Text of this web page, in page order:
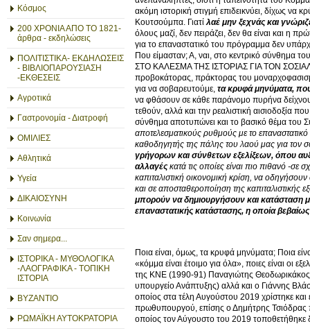
Κόσμος
200 ΧΡΟΝΙΑ ΑΠΟ ΤΟ 1821-
άρθρα - εκδηλώσεις
ΠΟΛΙΤΙΣΤΙΚΑ- ΕΚΔΗΛΩΣΕΙΣ
- ΒΙΒΛΙΟΠΑΡΟΥΣΙΑΣΗ
-ΕΚΘΕΣΕΙΣ
Αγροτικά
Γαστρονομία - Διατροφή
ΟΜΙΛΙΕΣ
Αθλητικά
Υγεία
ΔΙΚΑΙΟΣΥΝΗ
Κοινωνία
Σαν σημερα...
ΙΣΤΟΡΙΚΑ - ΜΥΘΟΛΟΓΙΚΑ
-ΛΑΟΓΡΑΦΙΚΑ - ΤΟΠΙΚΗ
ΙΣΤΟΡΙΑ
ΒΥΖΑΝΤΙΟ
ΡΩΜΑΪΚΗ ΑΥΤΟΚΡΑΤΟΡΙΑ
ακόμη ιστορική στιγμή επιδεικνύει, δίχως
Κουτσούμπα. Γιατί λαέ μην ξεχνάς και
όλους μαζί, δεν πειράζει, δεν θα είναι και η
για το επαναστατικό του πρόγραμμα δεν
Που είμασταν; Α, ναι, στο κεντρικό
ΣΤΟ ΚΑΛΕΣΜΑ ΤΗΣ ΙΣΤΟΡΙΑΣ ΓΙΑ ΤΟΝ
προβοκάτορας, πράκτορας του
για να σοβαρευτούμε, τα κρυφά μηνύματα,
να φθάσουν σε κάθε παράνομο πυρήνα
τεθούν, αλλά και την ρεαλιστική αισιοδοξία
σύνθημα αποτυπώνει και το βασικό θέμα του
αποτελεσματικούς ρυθμούς με το
καθοδηγητής της πάλης του λαού μας για τον
γρήγορων και σύνθετων εξελίξεων, όπου
αλλαγές κατά τις οποίες είναι πιο πιθανό -σε
καπιταλιστική οικονομική κρίση, να
και σε αποσταθεροποίηση της καπιταλιστικής
μπορούν να δημιουργήσουν και κατάσταση
επαναστατικής κατάστασης, η οποία
Ποια είναι, όμως, τα κρυφά μηνύματα; Ποια
«κόμμα είναι έτοιμο για όλα», ποιες είναι οι
της ΚΝΕ (1990-91) Παναγιώτης
υπουργείο Ανάπτυξης) αλλά και ο Γιάννης
οποίος στα τέλη Αυγούστου 2019 χρίστηκε
πρωθυπουργού, επίσης ο Δημήτρης Τσιόδρας
οποίος τον Αύγουστο του 2019